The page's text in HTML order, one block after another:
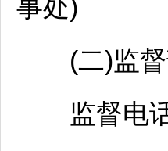
事处)
(二)监督
监督电话